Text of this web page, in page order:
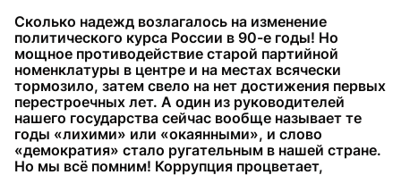
Сколько надежд возлагалось на изменение
политического курса России в 90-е годы! Но
мощное противодействие старой партийной
номенклатуры в центре и на местах всячески
тормозило, затем свело на нет достижения первых
перестроечных лет. А один из руководителей
нашего государства сейчас вообще называет те
годы «лихими» или «окаянными», и слово
«демократия» стало ругательным в нашей стране.
Но мы всё помним! Коррупция процветает,